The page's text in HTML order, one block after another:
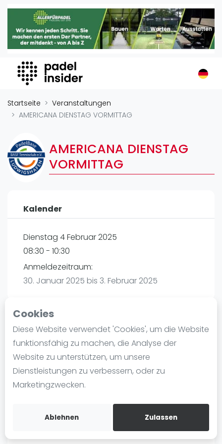
Cookies
Diese Website verwendet 'Cookies', um die Website
funktionsfähig zu machen, die Analyse der
Website zu unterstützen, um unsere
Dienstleistungen zu verbessern, oder zu
Marketingzwecken.
Ablehnen Zulassen
Padel Insider
Home
Organisationen
Buchungssysteme
Padel-Shops
Padel-Marken
Verschiedenes
Veranstaltungen
Playtomic
Ranking
Männer
Frauen
FIP Männer
Blog
Die Geschichte von Padel
Regeln und Punktzählung
Padel Schläge
Video
Startseite
Veranstaltungen
AMERICANA DIENSTAG VORMITTAG
AMERICANA DIENSTAG
VORMITTAG
Kalender
Dienstag 4 Februar 2025
08:30 - 10:30
Anmeldezeitraum:
30. Januar 2025 bis 3. Februar 2025
Playtomic
PadelBase Ludwigshafen | Ludwigshafen am
Rhein
Weiherstraße 39
Routebeschrijving